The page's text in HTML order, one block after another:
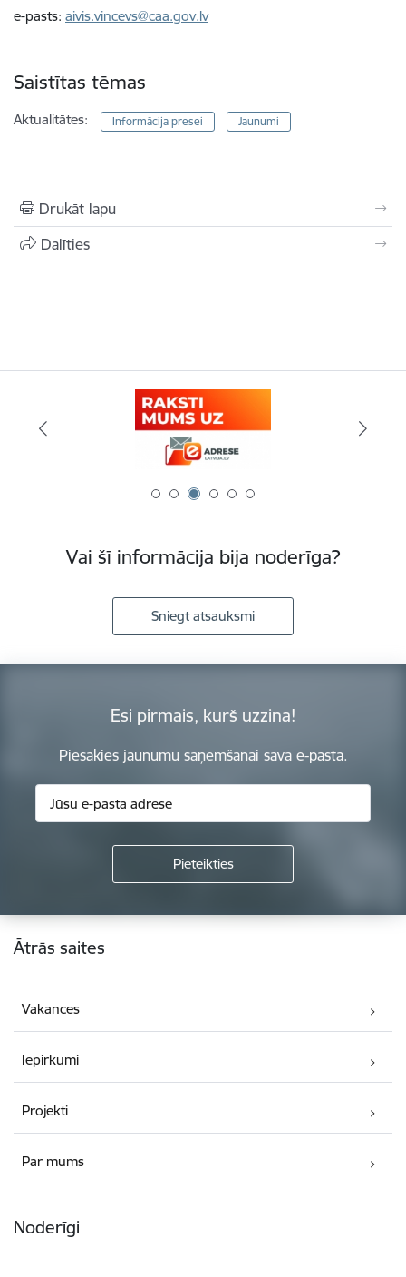
e-pasts: aivis.vincevs@caa.gov.lv
Saistītas tēmas
Aktualitātes: Informācija presei Jaunumi
Drukāt lapu
Dalīties
Vai šī informācija bija noderīga?
Sniegt atsauksmi
Esi pirmais, kurš uzzina!
Piesakies jaunumu saņemšanai savā e-pastā.
Kājene
Ātrās saites
Vakances
Iepirkumi
Projekti
Par mums
Noderīgi